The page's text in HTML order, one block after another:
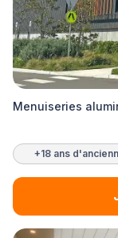
Menuiseries
+18 ans